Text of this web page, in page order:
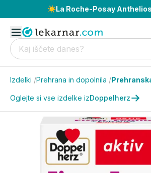
☀️La Roche-Posay
Izdelki /Prehrana in dopolnila /
Oglejte si vse izdelke izDoppelherz